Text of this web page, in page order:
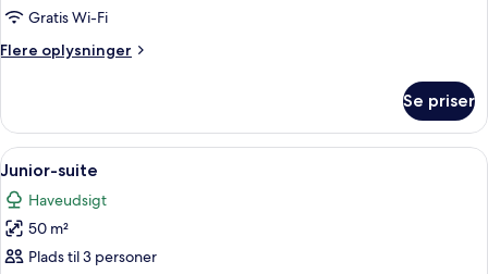
udsigt
til
Gratis Wi-Fi
Flere oplysninger
Flere
værelse
udsigt
have
Se priser
Indlæs
alle
billeder
af
Junior-
Junior-suite | 1 soveværelse,
3
Junior-suite
Haveudsigt
50 m²
Plads til 3 personer